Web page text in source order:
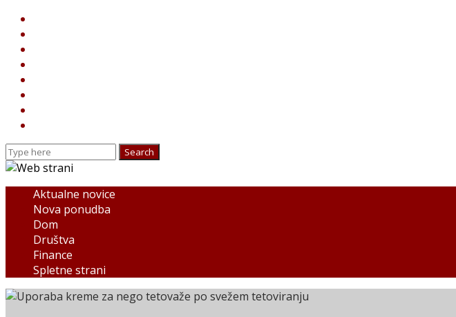
Aktualne novice
Nova ponudba
Dom
Društva
Finance
Spletne strani